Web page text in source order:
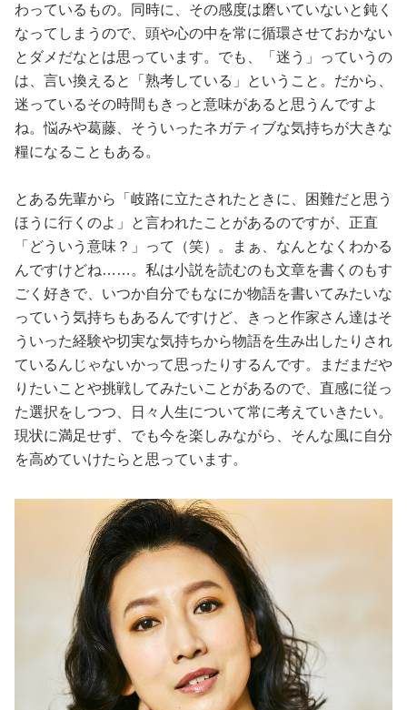
わっているもの。同時に、その感度は磨いていないと鈍く
なってしまうので、頭や心の中を常に循環させておかない
とダメだなとは思っています。でも、「迷う」っていうの
は、言い換えると「熟考している」ということ。だから、
迷っているその時間もきっと意味があると思うんですよ
ね。悩みや葛藤、そういったネガティブな気持ちが大きな
糧になることもある。
とある先輩から「岐路に立たされたときに、困難だと思う
ほうに行くのよ」と言われたことがあるのですが、正直
「どういう意味？」って（笑）。まぁ、なんとなくわかる
んですけどね……。私は小説を読むのも文章を書くのもす
ごく好きで、いつか自分でもなにか物語を書いてみたいな
っていう気持ちもあるんですけど、きっと作家さん達はそ
ういった経験や切実な気持ちから物語を生み出したりされ
ているんじゃないかって思ったりするんです。まだまだや
りたいことや挑戦してみたいことがあるので、直感に従っ
た選択をしつつ、日々人生について常に考えていきたい。
現状に満足せず、でも今を楽しみながら、そんな風に自分
を高めていけたらと思っています。